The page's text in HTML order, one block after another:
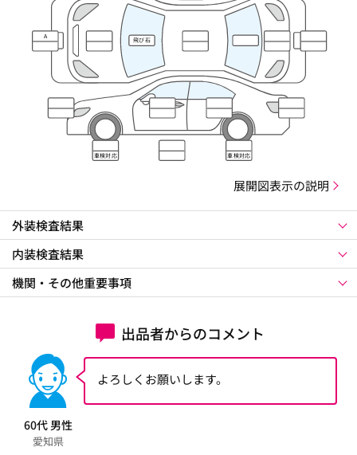
A
飛び石
車検対応 車検対応
展開図表示の説明
外装検査結果
内装検査結果
機関・その他重要事項
出品者からのコメント
60代 男性
愛知県
よろしくお願いします。